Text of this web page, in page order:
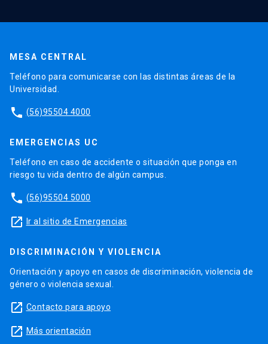
MESA CENTRAL
Teléfono para comunicarse con las distintas áreas de la
Universidad.
phone (56)95504 4000
EMERGENCIAS UC
Teléfono en caso de accidente o situación que ponga en
riesgo tu vida dentro de algún campus.
phone (56)95504 5000
launch Ir al sitio de Emergencias
DISCRIMINACIÓN Y VIOLENCIA
Orientación y apoyo en casos de discriminación, violencia de
género o violencia sexual.
launch Contacto para apoyo
launch Más orientación